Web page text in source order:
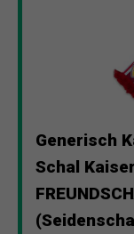
Generisch
Schal